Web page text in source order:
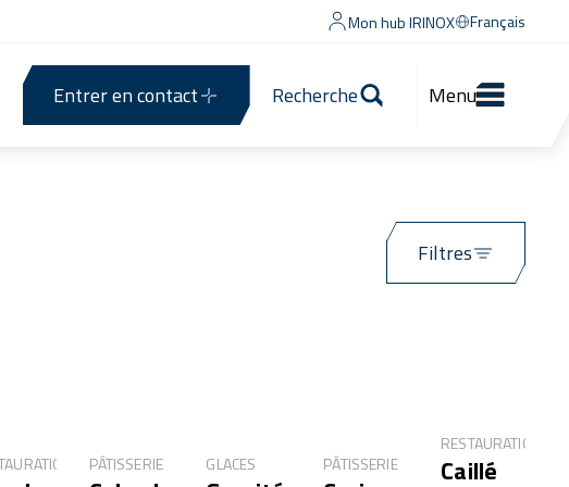
Mon hub IRINOX Français
Entrer en contact Recherche Menu
Filtres
PÂTISSERIE GLACES PÂTISSERIE
RESTAURATION
Caillé